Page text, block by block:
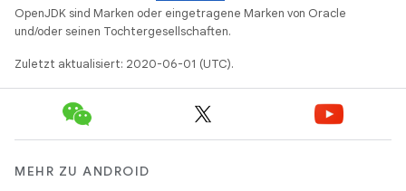
OpenJDK sind Marken oder eingetragene Marken von Oracle
und/oder seinen Tochtergesellschaften.
Zuletzt aktualisiert: 2020-06-01 (UTC).
MEHR ZU ANDROID